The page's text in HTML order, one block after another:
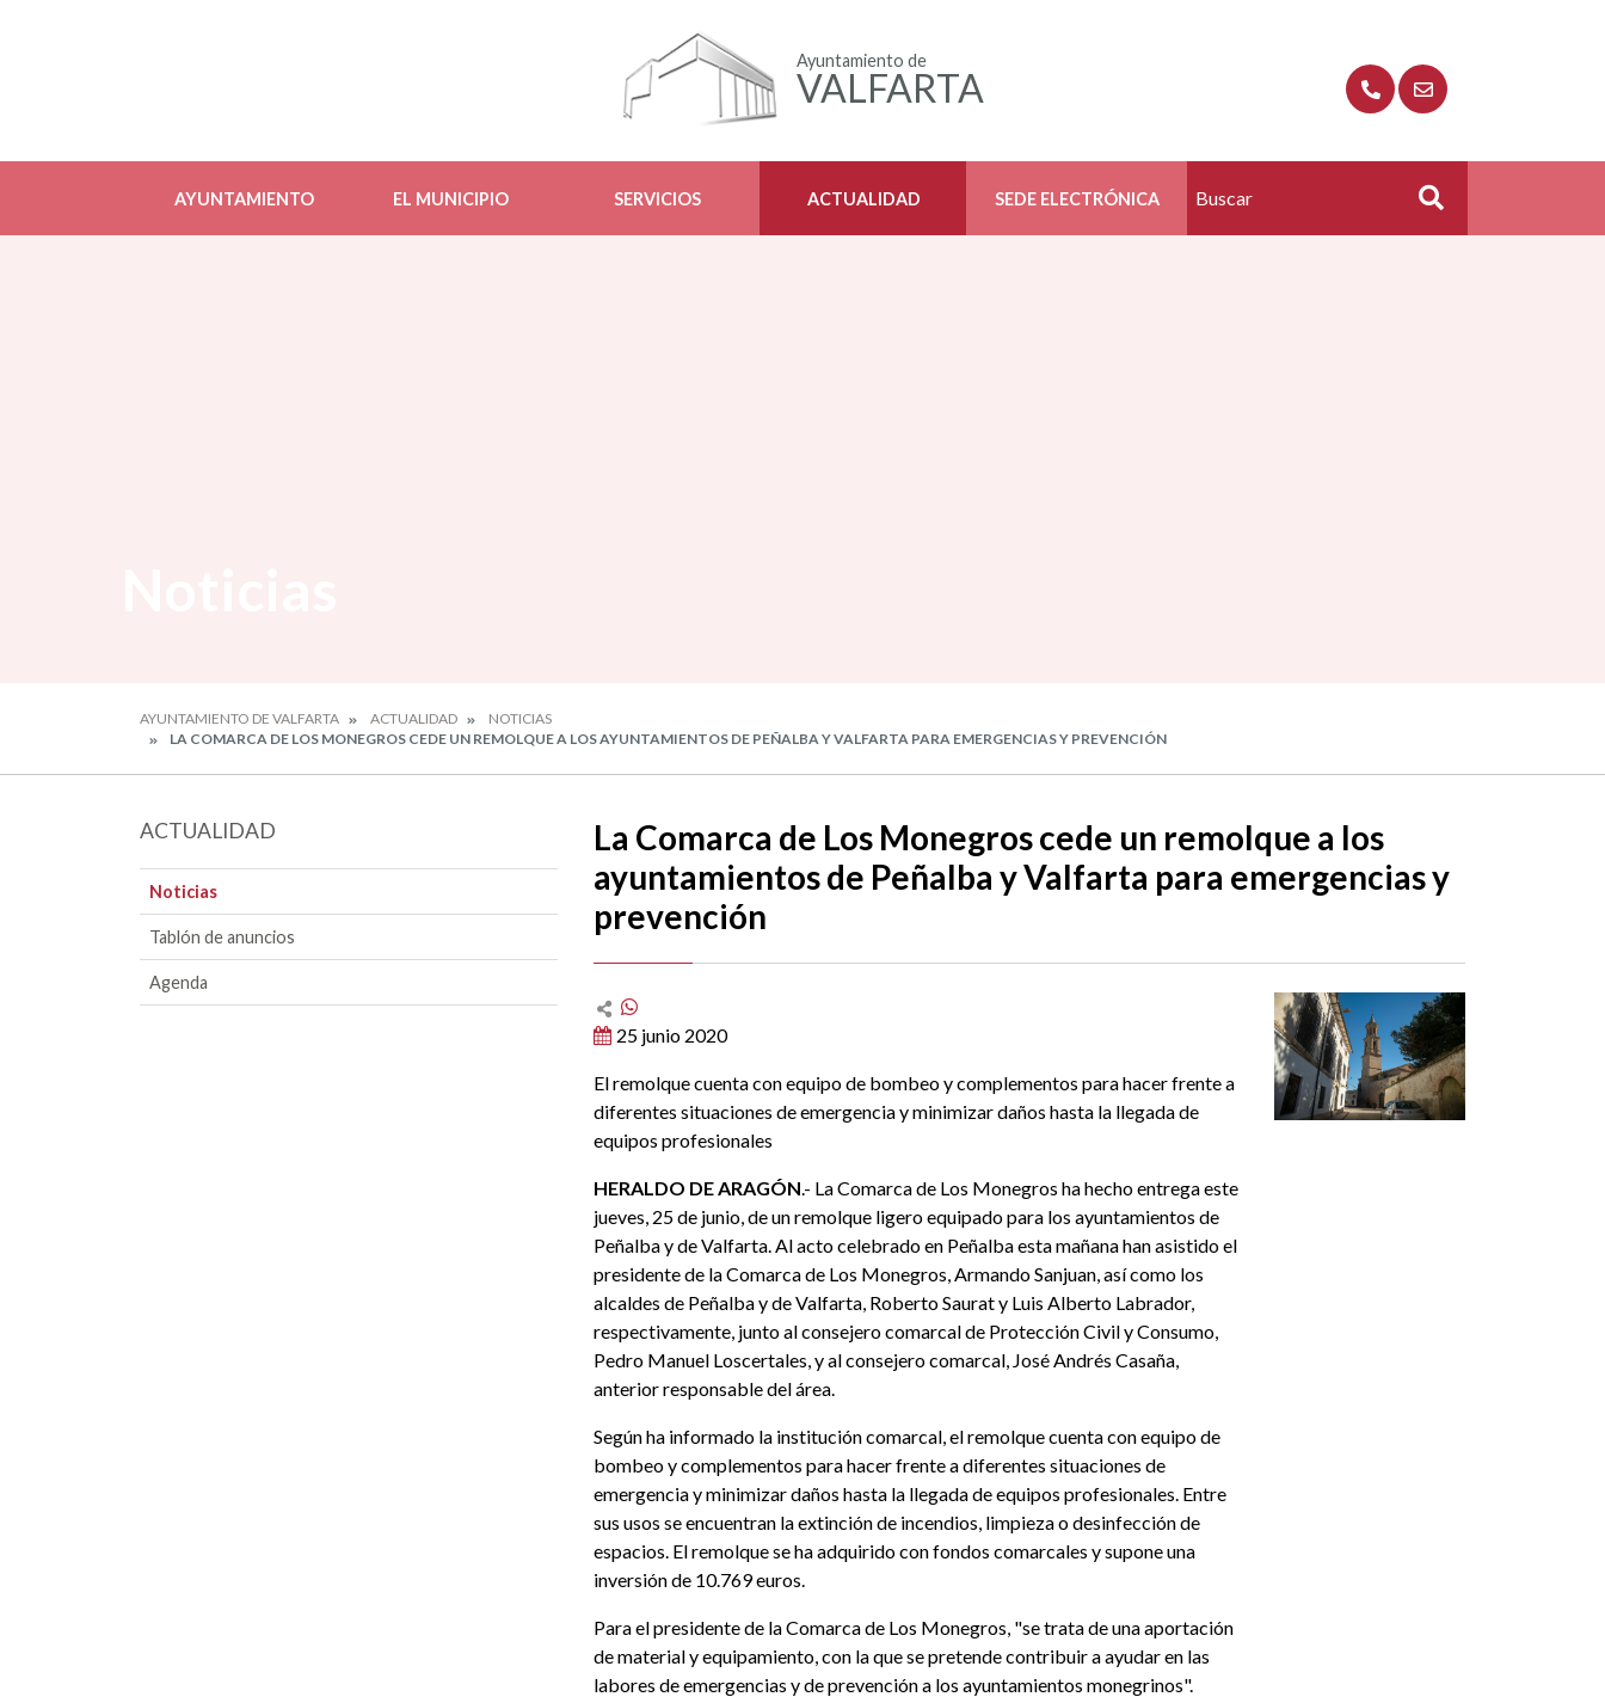
Ayuntamiento de
VALFARTA
AYUNTAMIENTO EL MUNICIPIO SERVICIOS ACTUALIDAD SEDE ELECTRÓNICA Buscar
AYUNTAMIENTO DE VALFARTA ACTUALIDAD
NOTICIAS
LA COMARCA DE LOS MONEGROS CEDE UN REMOLQUE A LOS AYUNTAMIENTOS DE PEÑALBA Y VALFARTA PARA EMERGENCIAS Y PREVENCIÓN
ACTUALIDAD
Noticias
Tablón de anuncios
Agenda
La Comarca de Los Monegros cede un remolque a los
ayuntamientos de Peñalba y Valfarta para emergencias y
prevención
25 junio 2020
El remolque cuenta con equipo de bombeo y complementos para hacer frente a
diferentes situaciones de emergencia y minimizar daños hasta la llegada de
equipos profesionales
HERALDO DE ARAGÓN.- La Comarca de Los Monegros ha hecho entrega este
jueves, 25 de junio, de un remolque ligero equipado para los ayuntamientos de
Peñalba y de Valfarta. Al acto celebrado en Peñalba esta mañana han asistido el
presidente de la Comarca de Los Monegros, Armando Sanjuan, así como los
alcaldes de Peñalba y de Valfarta, Roberto Saurat y Luis Alberto Labrador,
respectivamente, junto al consejero comarcal de Protección Civil y Consumo,
Pedro Manuel Loscertales, y al consejero comarcal, José Andrés Casaña,
anterior responsable del área.
Según ha informado la institución comarcal, el remolque cuenta con equipo de
bombeo y complementos para hacer frente a diferentes situaciones de
emergencia y minimizar daños hasta la llegada de equipos profesionales. Entre
sus usos se encuentran la extinción de incendios, limpieza o desinfección de
espacios. El remolque se ha adquirido con fondos comarcales y supone una
inversión de 10.769 euros.
Para el presidente de la Comarca de Los Monegros, "se trata de una aportación
de material y equipamiento, con la que se pretende contribuir a ayudar en las
labores de emergencias y de prevención a los ayuntamientos monegrinos".